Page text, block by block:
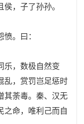
，子了孙孙。
。曰：
，数极自然变
乱，赏罚岂足惩时
其荼毒。秦、汉无
之命，唯利己而自